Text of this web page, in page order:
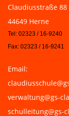
Claudiusstraße 88
44649 Herne
Tel: 02323 / 16-9240
Fax: 02323 / 16-9241
Email:
verwaltung@gs-
schulleitung@gs-